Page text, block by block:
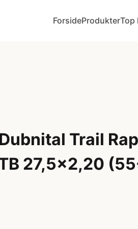
ForsideProdukterTop
Trail
27,5x2,20